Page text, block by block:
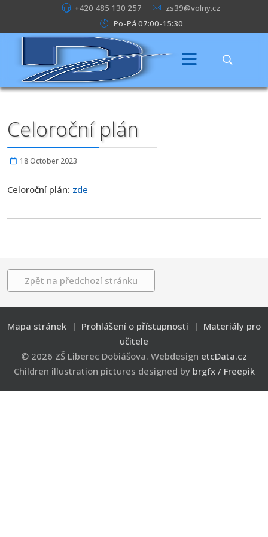
+420 485 130 257
zs39@volny.cz
Po-Pá 07:00-15:30
Celoroční plán
18 October 2023
Celoroční plán: zde
Zpět na předchozí stránku
Mapa stránek | Prohlášení o přístupnosti | Materiály pro
učitele
© 2026 ZŠ Liberec Dobiášova. Webdesign etcData.cz
Children illustration pictures designed by brgfx / Freepik